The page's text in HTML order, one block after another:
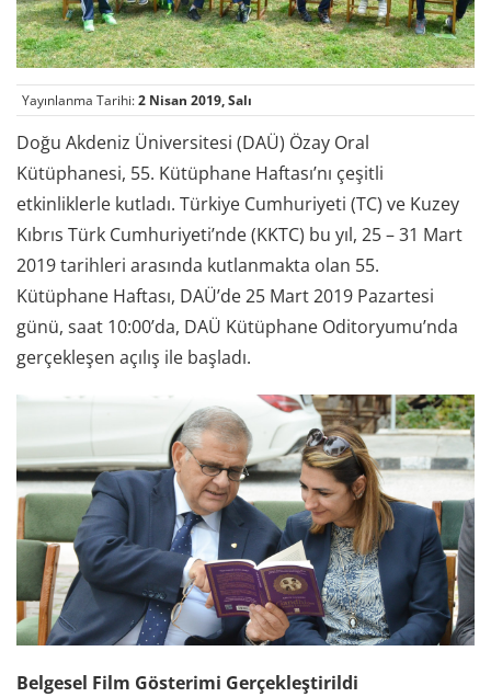
Yayınlanma Tarihi:2 Nisan 2019, Salı
Doğu Akdeniz Üniversitesi (DAÜ) Özay Oral
Kütüphanesi, 55. Kütüphane Haftası’nı çeşitli
etkinliklerle kutladı. Türkiye Cumhuriyeti (TC) ve Kuzey
Kıbrıs Türk Cumhuriyeti’nde (KKTC) bu yıl, 25 – 31 Mart
2019 tarihleri arasında kutlanmakta olan 55.
Kütüphane Haftası, DAÜ’de 25 Mart 2019 Pazartesi
günü, saat 10:00’da, DAÜ Kütüphane Oditoryumu’nda
gerçekleşen açılış ile başladı.
Belgesel Film Gösterimi Gerçekleştirildi